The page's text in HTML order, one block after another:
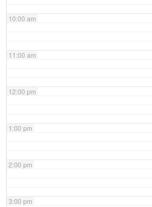
10:00 am
11:00 am
12:00 pm
1:00 pm
2:00 pm
3:00 pm